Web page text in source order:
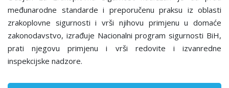
međunarodne standarde i preporučenu praksu iz oblasti
zrakoplovne sigurnosti i vrši njihovu primjenu u domaće
zakonodavstvo, izrađuje Nacionalni program sigurnosti BiH,
prati njegovu primjenu i vrši redovite i izvanredne
inspekcijske nadzore.